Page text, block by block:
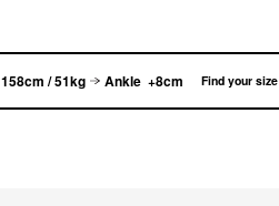
158cm / 51kg Ankle +8cm Find your size